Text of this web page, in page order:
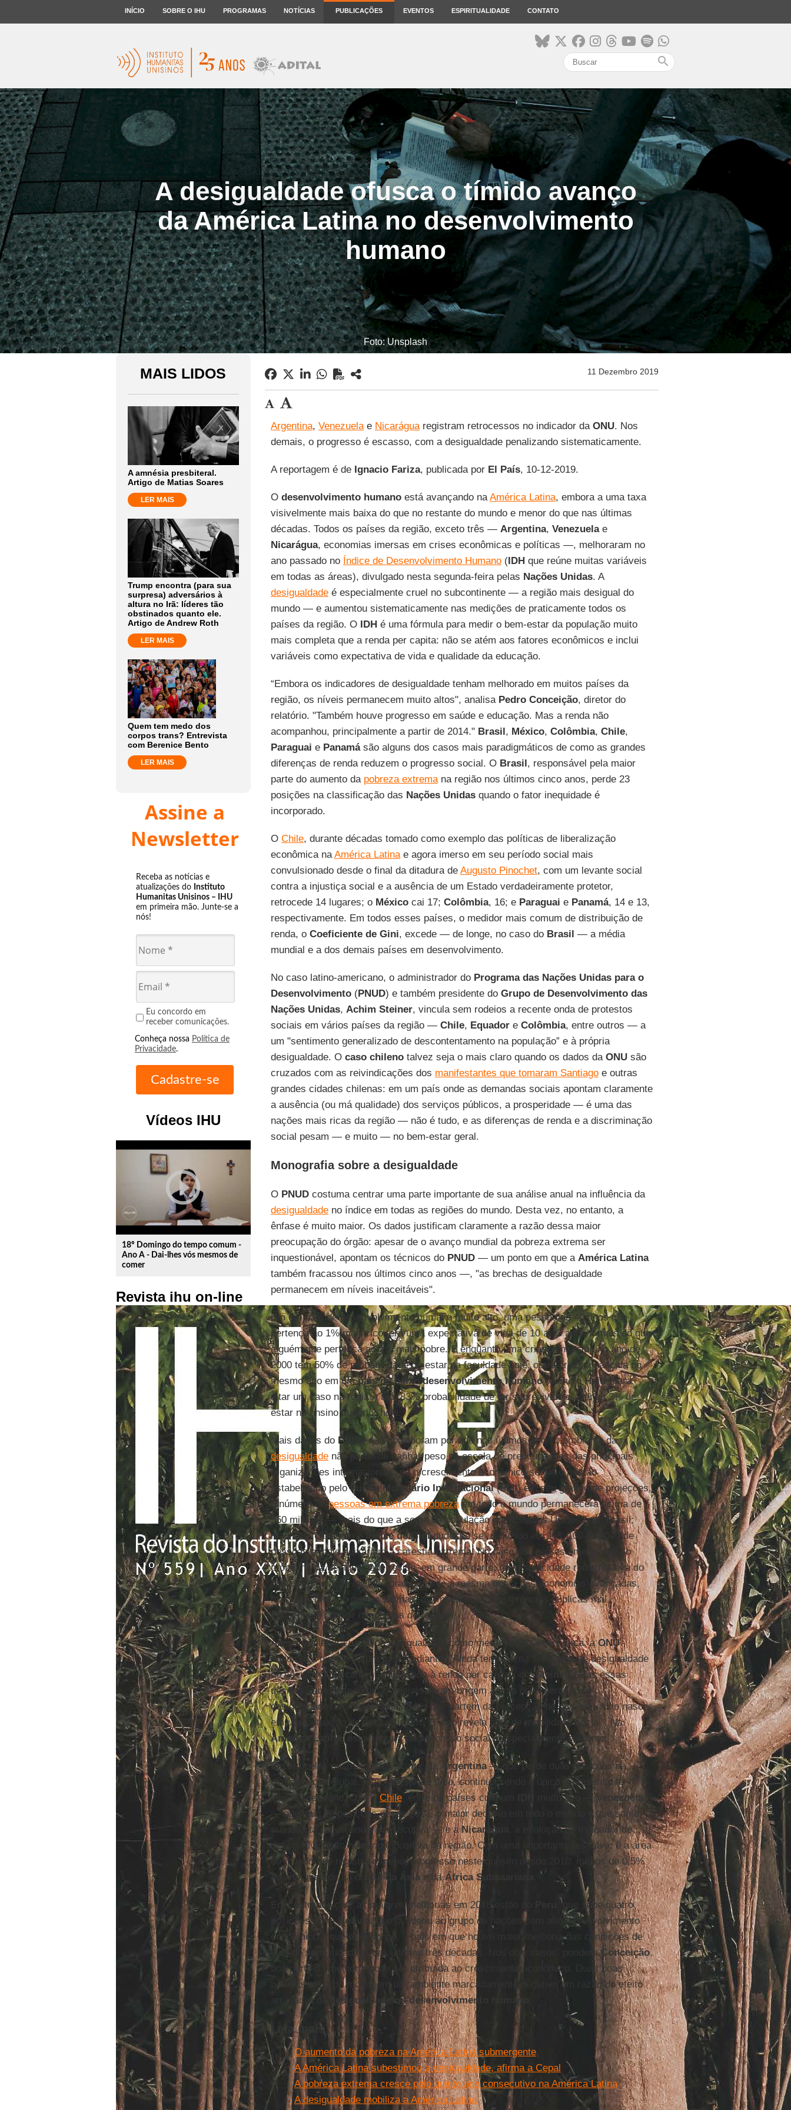
INÍCIO SOBRE O IHU PROGRAMAS NOTÍCIAS PUBLICAÇÕES EVENTOS ESPIRITUALIDADE CONTATO
search
A desigualdade ofusca o tímido avanço
da América Latina no desenvolvimento
humano
Foto: Unsplash
MAIS LIDOS
A amnésia presbiteral.
Artigo de Matias Soares
LER MAIS
Trump encontra (para sua
surpresa) adversários à
altura no Irã: líderes tão
obstinados quanto ele.
Artigo de Andrew Roth
LER MAIS
Quem tem medo dos
corpos trans? Entrevista
com Berenice Bento
LER MAIS
Assine a
Newsletter
Receba as notícias e
atualizações do Instituto
Humanitas Unisinos – IHU
em primeira mão. Junte-se a
nós!
Eu concordo em
receber comunicações.
Conheça nossa Política de
Privacidade.
Vídeos IHU
play_circle_outline
18º Domingo do tempo comum -
Ano A - Dai-lhes vós mesmos de
comer
Revista ihu on-line
11 Dezembro 2019
Argentina, Venezuelae Nicaráguaregistram retrocessos no indicador da ONU. Nos
demais, o progresso é escasso, com a desigualdade penalizando sistematicamente.
A reportagem é de Ignacio Fariza, publicada por El País, 10-12-2019.
Odesenvolvimento humanoestá avançando naAmérica Latina, embora a uma taxa
visivelmente mais baixa do que no restante do mundo e menor do que nas últimas
décadas. Todos os países da região, exceto três — Argentina, Venezuelae
Nicarágua, economias imersas em crises econômicas e políticas —, melhoraram no
ano passado no Índice de Desenvolvimento Humano(IDHque reúne muitas variáveis
em todas as áreas), divulgado nesta segunda-feira pelas Nações Unidas. A
desigualdadeé especialmente cruel no subcontinente — a região mais desigual do
mundo — e aumentou sistematicamente nas medições de praticamente todos os
países da região. O IDHé uma fórmula para medir o bem-estar da população muito
mais completa que a renda per capita: não se atém aos fatores econômicos e inclui
variáveis como expectativa de vida e qualidade da educação.
“Embora os indicadores de desigualdade tenham melhorado em muitos países da
região, os níveis permanecem muito altos", analisa Pedro Conceição, diretor do
relatório. "Também houve progresso em saúde e educação. Mas a renda não
acompanhou, principalmente a partir de 2014." Brasil, México, Colômbia, Chile,
Paraguai e Panamásão alguns dos casos mais paradigmáticos de como as grandes
diferenças de renda reduzem o progresso social. O Brasil, responsável pela maior
parte do aumento da pobreza extremana região nos últimos cinco anos, perde 23
posições na classificação das Nações Unidasquando o fator inequidade é
incorporado.
O Chile, durante décadas tomado como exemplo das políticas de liberalização
econômica naAmérica Latinae agora imerso em seu período social mais
convulsionado desde o final da ditadura de Augusto Pinochet, com um levante social
contra a injustiça social e a ausência de um Estado verdadeiramente protetor,
retrocede 14 lugares; o Méxicocai 17; Colômbia, 16; e Paraguai e Panamá, 14 e 13,
respectivamente. Em todos esses países, o medidor mais comum de distribuição de
renda, o Coeficiente de Gini, excede — de longe, no caso do Brasil — a média
mundial e a dos demais países em desenvolvimento.
No caso latino-americano, o administrador do Programa das Nações Unidas para o
Desenvolvimento(PNUD) e também presidente do Grupo de Desenvolvimento das
Nações Unidas, Achim Steiner, vincula sem rodeios a recente onda de protestos
sociais em vários países da região — Chile, Equadore Colômbia, entre outros — a
um "sentimento generalizado de descontentamento na população” e à própria
desigualdade. O caso chilenotalvez seja o mais claro quando os dados da ONUsão
cruzados com as reivindicações dos manifestantes que tomaram Santiagoe outras
grandes cidades chilenas: em um país onde as demandas sociais apontam claramente
a ausência (ou má qualidade) dos serviços públicos, a prosperidade — é uma das
nações mais ricas da região — não é tudo, e as diferenças de renda e a discriminação
social pesam — e muito — no bem-estar geral.
Monografia sobre a desigualdade
O PNUDcostuma centrar uma parte importante de sua análise anual na influência da
desigualdadeno índice em todas as regiões do mundo. Desta vez, no entanto, a
ênfase é muito maior. Os dados justificam claramente a razão dessa maior
preocupação do órgão: apesar de o avanço mundial da pobreza extrema ser
inquestionável, apontam os técnicos do PNUD— um ponto em que a América Latina
também fracassou nos últimos cinco anos —, "as brechas de desigualdade
permanecem em níveis inaceitáveis".
Em um país de desenvolvimento humano muito alto, uma pessoa de 40 anos que
pertença ao 1% mais rico terá uma expectativa de vida de 10 a 15 anos a mais do que
alguém que pertença ao 1% mais pobre. E enquanto uma criança nascida no ano de
2000 tem 50% de probabilidade de estar na faculdade hoje, outra criança nascida no
mesmo ano em umpaís de baixo desenvolvimento humano(como oHaiti, para
citar um caso na região) tem 83% probabilidade de ter sobrevivido e apenas 3% de
estar no ensino superior hoje.
Mais dados do PNUDque corroboram por que nos últimos anos o problema da
desigualdadenão parou de ganhar peso na escala de preocupações das principais
organizações internacionais: se o crescimento econômico segue o padrão
estabelecido peloFundo Monetário Internacional(FMI) em seu gráfico de projeções,
o número depessoas em extrema pobrezaem todo o mundo permanecerá acima de
550 milhões — mais do que a soma da população dos Estados Unidos e do Brasil;
mas se a cada ano o
índice de Ginipudesse ser reduzido em 1%, 100 milhões de
pessoas a mais deixariam a carestia extrema. No caso dos países emergentes, o
problema da desigualdade reside, em grande parte, na incapacidade redistributiva do
Estado: a posição inicial é praticamente a mesma que a das economias avançadas,
mas, ao contrário destas últimas, os impostos e transferências públicas mal
conseguem corrigir diferenças de renda.
Apesar da leitura usual da desigualdade como mera medida econômica, aONU
encoraja a que se dê um passo adiante. "Ainda temos uma sensação de desigualdade
no século XX unicamente vinculada à renda per capita", dizSteiner
. "Mas essas
desigualdades econômicas iniciais deram origem a uma nova geração de
desigualdades: microdesigualdades que partem da percepção de que 'meu filho nasce
em uma situação de desvantagem'. E isso revela falta de mobilidade social". Na
América
Latina , essa ruptura da ascensão social é especialmente evidente.
Exceto pelos casos citados acima, daArgentina— que perde duas posições na
classificação global, mas, apesar de tudo, continua sendo o único representante
latino-americano, com o Chile, entre os países com um muito alto —Venezuela
— que caiu 26 posições desde 2013, o maior declínio em todo o mundo e que soma
sua quarta queda anual consecutiva — e aNicarágua
, a evolução do indicador de
desenvolvimento humano é positiva na região. Com uma importante ressalva: é a área
do mundo que registra o menor progresso neste quesito desde 2010: menos de 0,5%
ao ano, metade da do
sul da Ásiae daÁfrica Subsaariana
Em contraposição, as maiores melhorias em 2018 estão no
, que sobe quatro
posições, e naBolívia, que já aderiu ao grupo de nações com alto desenvolvimento
econômico e que é, de longe, o país em que houve maior melhoria das condições de
vida de seus cidadãos nas últimas três décadas. Nos dois casos, ponderaConceição,
boa parte da melhoria pode ser atribuída ao crescimento econômico. Duas boas
notícias, de todo modo, em um ambiente marcadamente negativo em razão do efeito
arrasador da
desigualdade no desenvolvimento humano
Leia mais
O aumento da pobreza na América Latina submergente
A América Latina subestimou a desigualdade, afirma a Cepal
A pobreza extrema cresce pelo quinto ano consecutivo na América Latina
A desigualdade mobiliza a América Latina